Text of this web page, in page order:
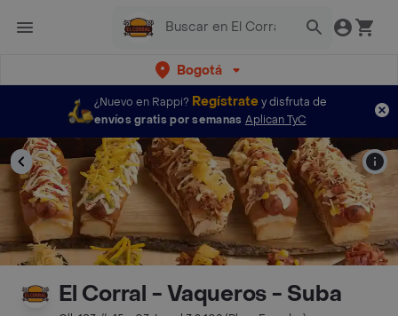
Bogotá
¿Nuevo en Rappi? Regístratey disfruta de
envíos gratis por semanas Aplican TyC
El Corral - Vaqueros - Suba